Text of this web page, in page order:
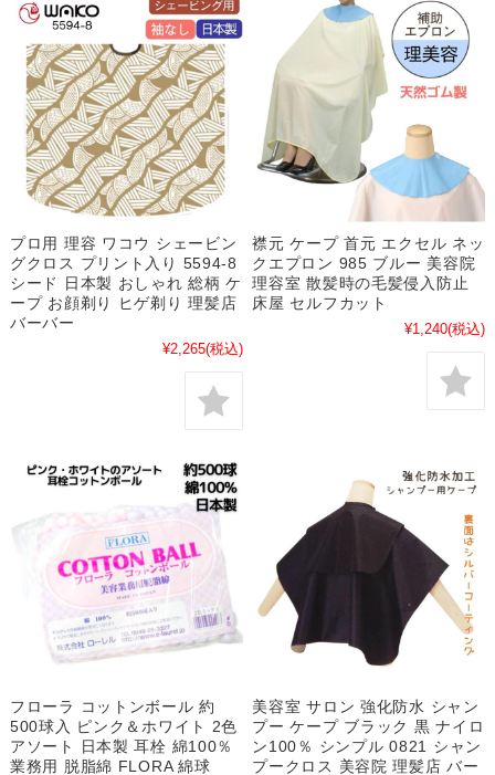
プロ用 理容 ワコウ シェービン
グクロス プリント入り 5594-8
シード 日本製 おしゃれ 総柄 ケ
ープ お顔剃り ヒゲ剃り 理髪店
バーバー
¥2,265(税込)
襟元 ケープ 首元 エクセル ネッ
クエプロン 985 ブルー 美容院
理容室 散髪時の毛髪侵入防止
床屋 セルフカット
¥1,240(税込)
フローラ コットンボール 約
500球入 ピンク＆ホワイト 2色
アソート 日本製 耳栓 綿100％
業務用 脱脂綿 FLORA 綿球
美容室 サロン 強化防水 シャン
プー ケープ ブラック 黒 ナイロ
ン100％ シンプル 0821 シャン
プークロス 美容院 理髪店 バー